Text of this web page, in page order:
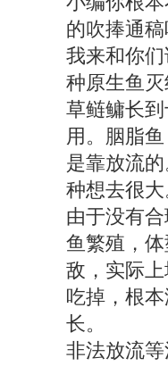
的吹捧通
我来和你
种原生鱼
草鲢鳙长
用。胭脂
是靠放流
种想去很大
由于没有
鱼繁殖，
敌，实际
吃掉，根
长。
非法放流